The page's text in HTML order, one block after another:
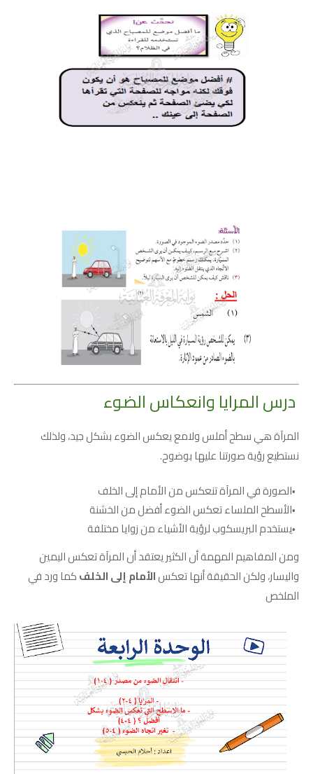
درس المرايا وانعكاس الضوء
المرآة هي سطح أملس ولامع يعكس الضوء بشكل جيد، ولذلك
نستطيع رؤية صورتنا عليها بوضوح.
الصورة في المرآة تنعكس من الأمام إلى الخلف
الأسطح الملساء تعكس الضوء أفضل من الخشنة
يستخدم البريسكوب لرؤية الأشياء من زوايا مختلفة
ومن المفاهيم المهمة أن الكثير يعتقد أن المرآة تعكس اليمين
واليسار، ولكن الحقيقة أنها تعكسالأمام إلى الخلفكما ورد في
الملخص